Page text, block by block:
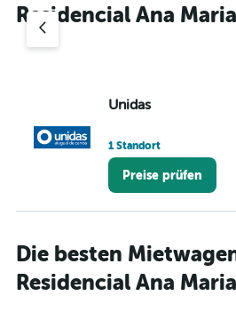
Residencial Ana
Unidas
1 Standort
Preise prüfen
Die besten
Residencial Ana